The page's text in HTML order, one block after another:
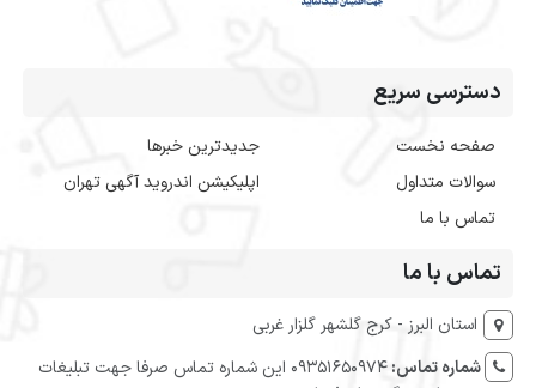
دسترسی سریع
صفحه نخست
سوالات متداول
تماس با ما
جدیدترین خبرها
اپلیکیشن اندروید آگهی تهران
تماس با ما
استان البرز - کرج گلشهر گلزار غربی
شماره تماس:
09351650974 این شماره تماس صرفا جهت تبلیغات